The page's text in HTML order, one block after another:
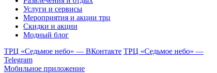
Услуги и сервисы
Мероприятия и акции трц
Скидки и акции
Модный блог
ТРЦ «Седьмое небо» — ВКонтакте ТРЦ «Седьмое небо» —
Telegram
Мобильное приложение